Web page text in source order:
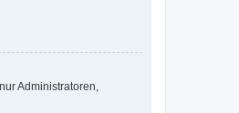
Administratoren,